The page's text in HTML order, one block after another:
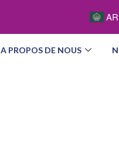
AR
A PROPOS DE NOUS